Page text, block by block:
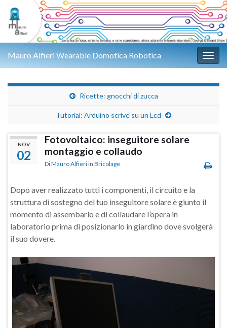
Mauro Alfieri Wearable Domotica Robotica
Ricette: gnocchi di zucca
Tutorial: Arduino scrive su un Lcd
NOV
02
Fotovoltaico: inseguitore solare
montaggio e collaudo
DiMauro Alfieri in Bricolage
Dopo aver realizzato tutti i componenti, il circuito e la
struttura di sostegno del tuo inseguitore solare è giunto il
momento di assembarlo e di collaudare l’opera in
laboratorio prima di posizionarlo in giardino dove svolgerà
il suo dovere.